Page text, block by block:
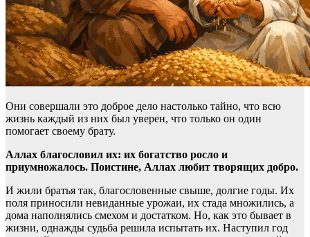
Они совершали это доброе дело настолько тайно, что всю
жизнь каждый из них был уверен, что только он один
помогает своему брату.
Аллах благословил их: их богатство росло и
приумножалось. Поистине, Аллах любит творящих добро.
И жили братья так, благословенные свыше, долгие годы. Их
поля приносили невиданные урожаи, их стада множились, а
дома наполнялись смехом и достатком. Но, как это бывает в
жизни, однажды судьба решила испытать их. Наступил год